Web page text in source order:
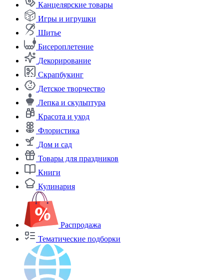
Канцелярские товары
Игры и игрушки
Шитье
Бисероплетение
Декорирование
Скрапбукинг
Детское творчество
Лепка и скульптура
Красота и уход
Флористика
Дом и сад
Товары для праздников
Книги
Кулинария
Распродажа
Тематические подборки